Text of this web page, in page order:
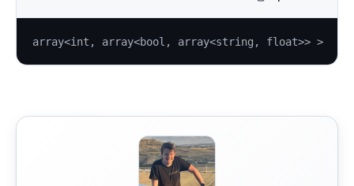
array<int, array<bool, array<string, float>> >